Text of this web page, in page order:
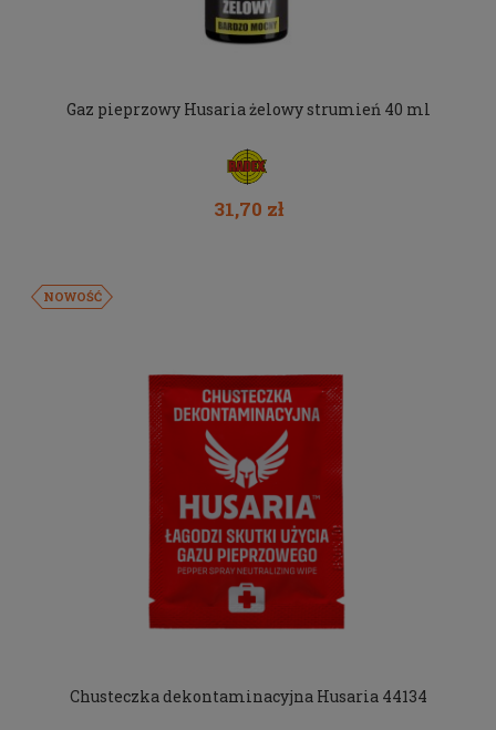
Gaz pieprzowy Husaria żelowy strumień 40 ml
31,70 zł
Chusteczka dekontaminacyjna Husaria 44134
NOWOŚĆ